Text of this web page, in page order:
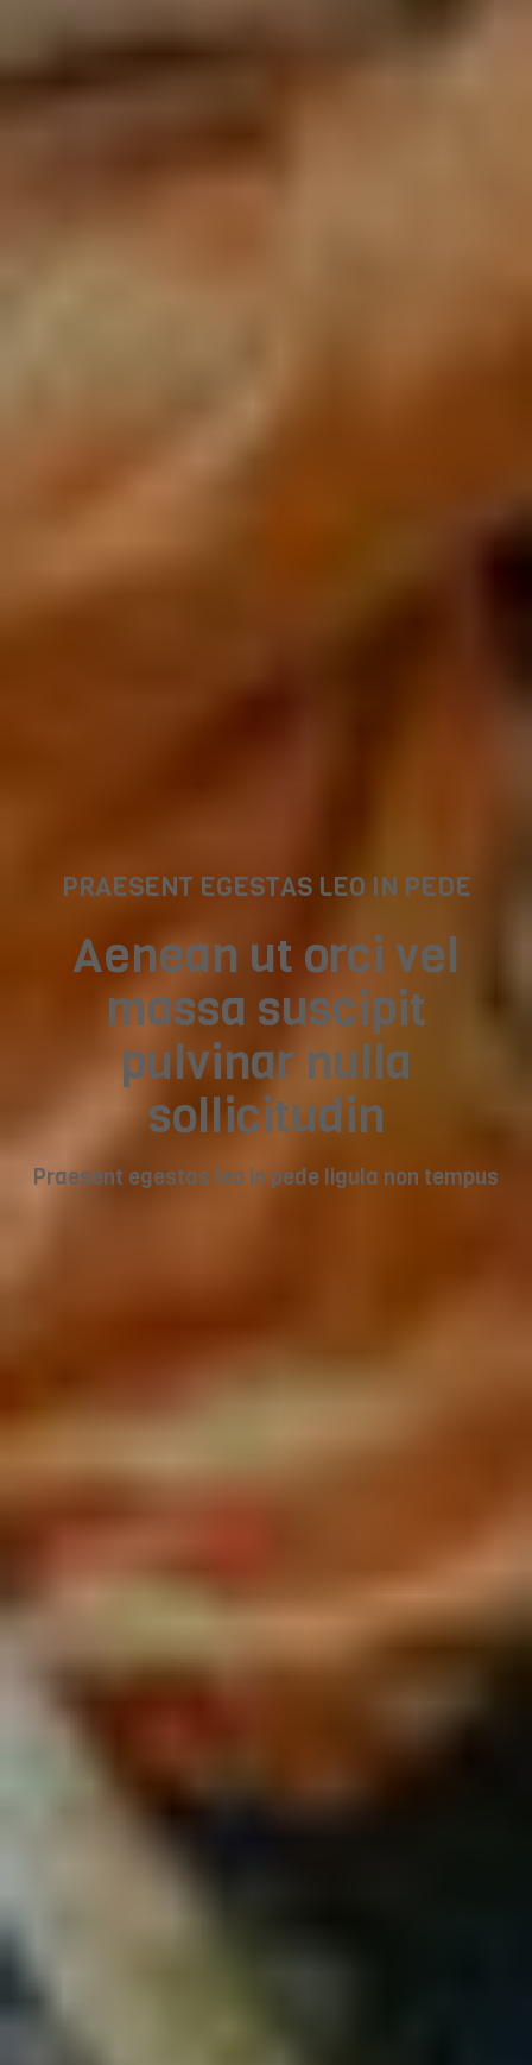
PRAESENT EGESTAS LEO IN PEDE
Aenean ut orci vel
massa suscipit
pulvinar nulla
sollicitudin
Praesent egestas leo in pede ligula non tempus